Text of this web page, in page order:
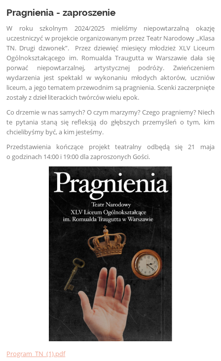
Pragnienia - zaproszenie
W roku szkolnym 2024/2025 mieliśmy niepowtarzalną okazję
uczestniczyć w projekcie organizowanym przez Teatr Narodowy ,,Klasa
TN. Drugi dzwonek”. Przez dziewięć miesięcy młodzież XLV Liceum
Ogólnokształcącego im. Romualda Traugutta w Warszawie dała się
porwać niepowtarzalnej, artystycznej podróży. Zwieńczeniem
wydarzenia jest spektakl w wykonaniu młodych aktorów, uczniów
liceum, a jego tematem przewodnim są pragnienia. Scenki zaczerpnięte
zostały z dzieł literackich twórców wielu epok.
Co drzemie w nas samych? O czym marzymy? Czego pragniemy? Niech
te pytania staną się refleksją do głębszych przemyśleń o tym, kim
chcielibyśmy być, a kim jesteśmy.
Przedstawienia kończące projekt teatralny odbędą się 21 maja
o godzinach 14:00 i 19:00 dla zaproszonych Gości.
Program_TN_(1).pdf